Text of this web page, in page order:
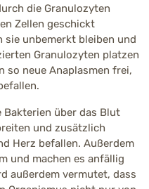
die Granulozyten
Zellen geschickt
unbemerkt bleiben und
Granulozyten platzen
so neue Anaplasmen frei,
Bakterien über das Blut
und zusätzlich
Herz befallen. Außerdem
und machen es anfällig
außerdem vermutet, dass